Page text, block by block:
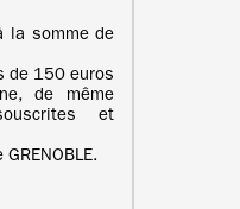
la somme de
de 150 euros
de même
et